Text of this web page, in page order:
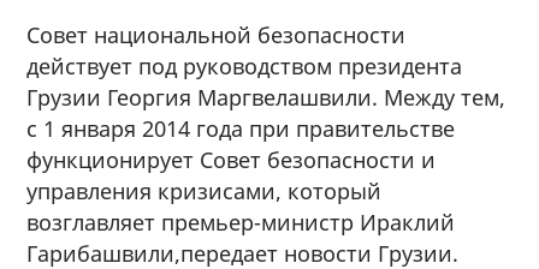
Совет национальной безопасности
действует под руководством президента
Грузии Георгия Маргвелашвили. Между тем,
с 1 января 2014 года при правительстве
функционирует Совет безопасности и
управления кризисами, который
возглавляет премьер-министр Ираклий
Гарибашвили,передает новости Грузии.